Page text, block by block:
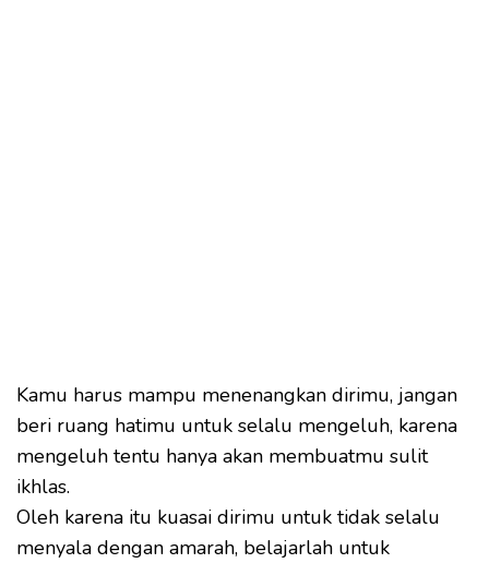
Kamu harus mampu menenangkan dirimu, jangan
beri ruang hatimu untuk selalu mengeluh, karena
mengeluh tentu hanya akan membuatmu sulit
ikhlas.
Oleh karena itu kuasai dirimu untuk tidak selalu
menyala dengan amarah, belajarlah untuk